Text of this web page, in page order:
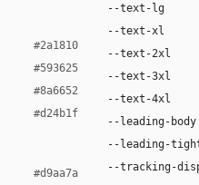
#2a1810
#593625
#8a6652
#d24b1f
#d9aa7a
--text-lg
--text-xl
--text-2xl
--text-3xl
--text-4xl
--leading-body
--leading-
--tracking-